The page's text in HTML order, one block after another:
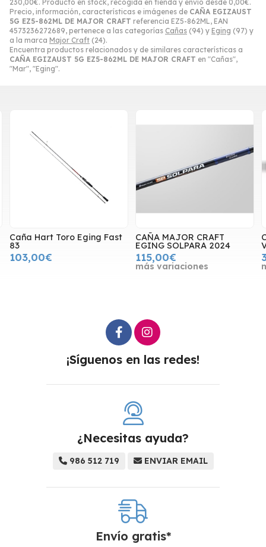
230,00€. Producto en stock, recogida en tienda y envío desde 0,00€.
Precio, información, características e imágenes de CAÑA EGIZAUST
5G EZ5-862ML DE MAJOR CRAFT referencia EZ5-862ML, EAN
4573236272689, pertenece a las categorías Cañas (94) y Eging (97) y
a la marca Major Craft (24).
Encuentra productos relacionados y de similares características a
CAÑA EGIZAUST 5G EZ5-862ML DE MAJOR CRAFT en "Cañas",
"Mar", "Eging".
Caña Hart Toro Eging Fast
83
103,00€
CAÑA MAJOR CRAFT
EGING SOLPARA 2024
115,00€
más variaciones
¡Síguenos en las redes!
¿Necesitas ayuda?
986 512 719 ENVIAR EMAIL
Envío gratis*